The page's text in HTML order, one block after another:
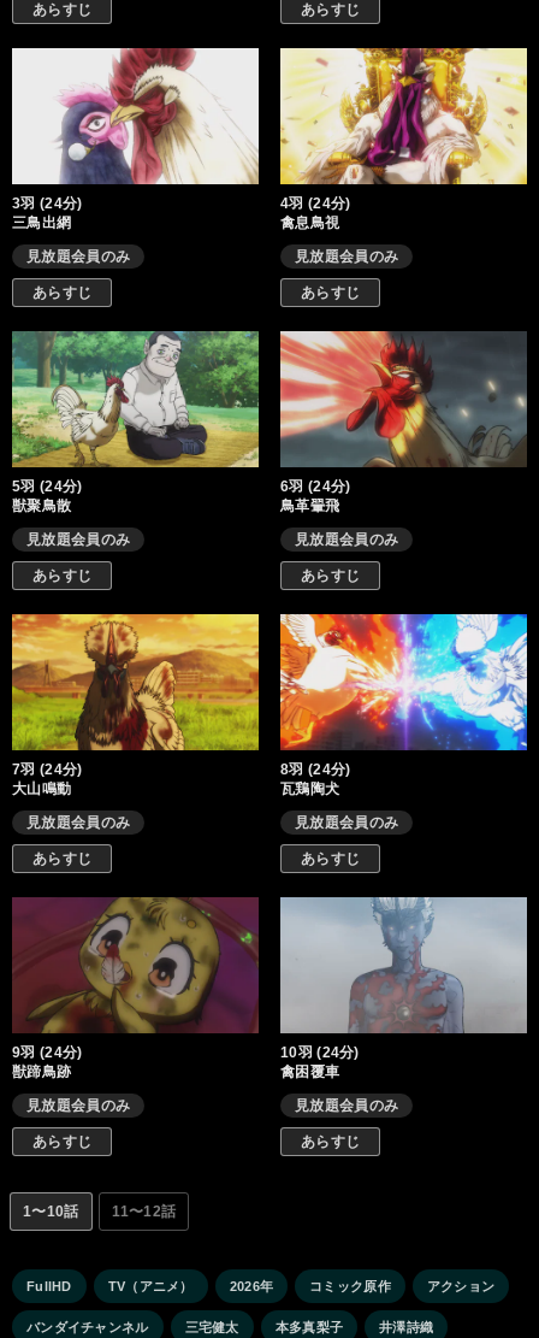
あらすじ あらすじ
3羽 (24分)
三鳥出網
見放題会員のみ
あらすじ
4羽 (24分)
禽息鳥視
見放題会員のみ
あらすじ
5羽 (24分)
獣聚鳥散
見放題会員のみ
あらすじ
6羽 (24分)
鳥革翬飛
見放題会員のみ
あらすじ
7羽 (24分)
大山鳴動
見放題会員のみ
あらすじ
8羽 (24分)
瓦鶏陶犬
見放題会員のみ
あらすじ
9羽 (24分)
獣蹄鳥跡
見放題会員のみ
あらすじ
10羽 (24分)
禽困覆車
見放題会員のみ
あらすじ
1〜10話 11〜12話
FullHD TV（アニメ） 2026年 コミック原作 アクション
バンダイチャンネル 三宅健太 本多真梨子 井澤詩織